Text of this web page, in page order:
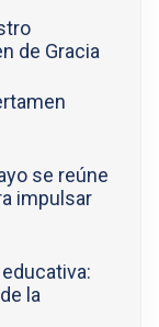
de Gracia
se reúne
impulsar
la